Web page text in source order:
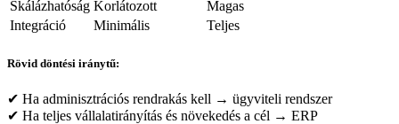
Skálázhatóság Korlátozott
Magas
Integráció
Minimális Teljes
Rövid döntési iránytű:
✔ Ha adminisztrációs rendrakás kell → ügyviteli rendszer
✔ Ha teljes vállalatirányítás és növekedés a cél → ERP